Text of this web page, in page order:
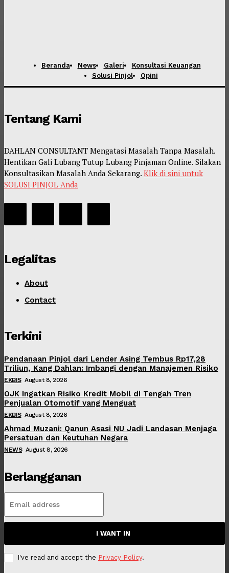
Beranda News Galeri
Konsultasi Keuangan
Solusi Pinjol
Opini
Tentang Kami
DAHLAN CONSULTANT Mengatasi Masalah Tanpa Masalah.
Hentikan Gali Lubang Tutup Lubang Pinjaman Online. Silakan
Konsultasikan Masalah Anda Sekarang. Klik di sini untuk
SOLUSI PINJOL Anda
Legalitas
About
Contact
Terkini
Pendanaan Pinjol dari Lender Asing Tembus Rp17,28
Triliun, Kang Dahlan: Imbangi dengan Manajemen Risiko
EKBIS August 8, 2026
OJK Ingatkan Risiko Kredit Mobil di Tengah Tren
Penjualan Otomotif yang Menguat
EKBIS August 8, 2026
Ahmad Muzani: Qanun Asasi NU Jadi Landasan Menjaga
Persatuan dan Keutuhan Negara
NEWS August 8, 2026
Berlangganan
I WANT IN
I've read and accept the Privacy Policy.